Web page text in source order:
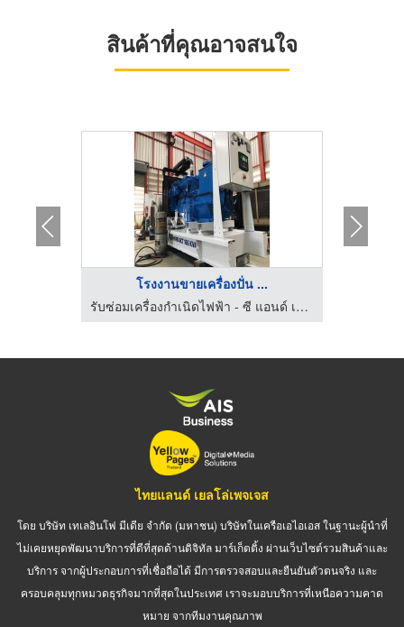
สินค้าที่คุณอาจสนใจ
โรงงานขายเครื่องปั่น ...
รับซ่อมเครื่องกำเนิดไฟฟ้า - ซี แอนด์ เค เพาเวอร์ เจน
ไทยแลนด์ เยลโล่เพจเจส
โดย บริษัท เทเลอินโฟ มีเดีย จำกัด (มหาชน) บริษัทในเครือเอไอเอส ในฐานะผู้นำที่
ไม่เคยหยุดพัฒนาบริการที่ดีที่สุดด้านดิจิทัล มาร์เก็ตติ้ง ผ่านเว็บไซต์รวมสินค้าและ
บริการ จากผู้ประกอบการที่เชื่อถือได้ มีการตรวจสอบและยืนยันตัวตนจริง และ
ครอบคลุมทุกหมวดธุรกิจมากที่สุดในประเทศ เราจะมอบบริการที่เหนือความคาด
หมาย จากทีมงานคุณภาพ